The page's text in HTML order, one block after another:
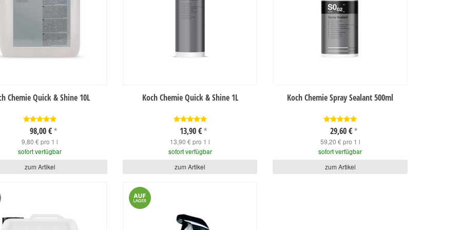
Chemie Quick & Shine 10L
98,00 € *
9,80 € pro 1 l
sofort verfügbar
zum Artikel
Koch Chemie Quick & Shine 1L
13,90 € *
13,90 € pro 1 l
sofort verfügbar
zum Artikel
Koch Chemie Spray Sealant 500ml
29,60 € *
59,20 € pro 1 l
sofort verfügbar
zum Artikel